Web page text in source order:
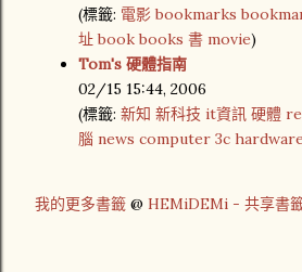
(標籤: 電影 bookmarks
址 book books 書 movie)
Tom's 硬體指南
02/15 15:44, 2006
(標籤: 新知 新科技 it資訊 硬體
腦 news computer 3c hardware
我的更多書籤 @ HEMiDEMi - 共享書